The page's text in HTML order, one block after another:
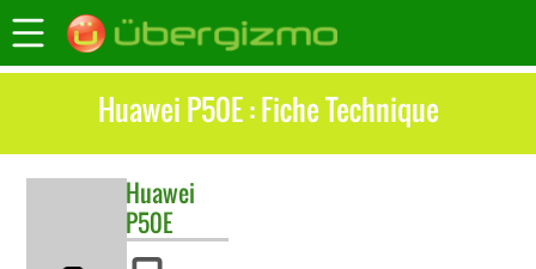
Huawei P50E : Fiche Technique
Huawei
P50E